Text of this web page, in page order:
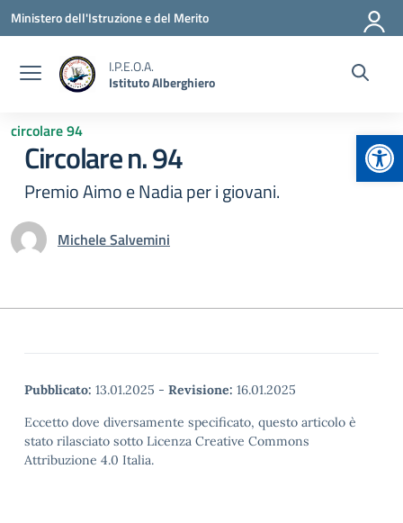
Vai ai contenuti
Vai al menu di navigazione
Vai al footer
Ministero dell'Istruzione e del Merito
I.P.E.O.A.
Istituto Alberghiero
circolare 94
Circolare n. 94
Premio Aimo e Nadia per i giovani.
Michele Salvemini
Pubblicato: 13.01.2025 - Revisione: 16.01.2025
Eccetto dove diversamente specificato, questo articolo è
stato rilasciato sotto Licenza Creative Commons
Attribuzione 4.0 Italia.